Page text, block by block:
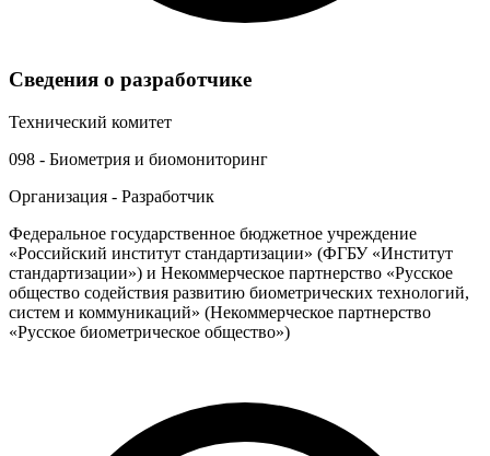
Сведения о разработчике
Технический комитет
098 - Биометрия и биомониторинг
Организация - Разработчик
Федеральное государственное бюджетное учреждение
«Российский институт стандартизации» (ФГБУ «Институт
стандартизации») и Некоммерческое партнерство «Русское
общество содействия развитию биометрических технологий,
систем и коммуникаций» (Некоммерческое партнерство
«Русское биометрическое общество»)